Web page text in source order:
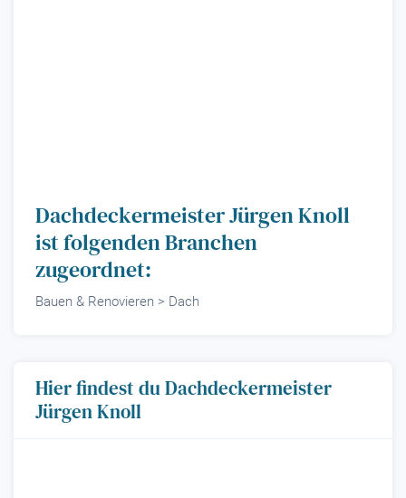
Dachdeckermeister Jürgen Knoll
ist folgenden Branchen
zugeordnet:
Bauen & Renovieren > Dach
Hier findest du Dachdeckermeister
Jürgen Knoll